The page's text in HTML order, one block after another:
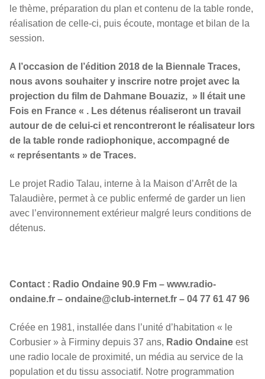
le thème, préparation du plan et contenu de la table ronde,
réalisation de celle-ci, puis écoute, montage et bilan de la
session.
A l’occasion de l’édition 2018 de la Biennale Traces,
nous avons souhaiter y inscrire notre projet avec la
projection du film de Dahmane Bouaziz, » Il était une
Fois en France « . Les détenus réaliseront un travail
autour de de celui-ci et rencontreront le réalisateur lors
de la table ronde radiophonique, accompagné de
« représentants » de Traces.
Le projet Radio Talau, interne à la Maison d’Arrêt de la
Talaudière, permet à ce public enfermé de garder un lien
avec l’environnement extérieur malgré leurs conditions de
détenus.
Contact : Radio Ondaine 90.9 Fm – www.radio-
ondaine.fr – ondaine@club-internet.fr – 04 77 61 47 96
Créée en 1981, installée dans l’unité d’habitation « le
Corbusier » à Firminy depuis 37 ans, Radio Ondaine est
une radio locale de proximité, un média au service de la
population et du tissu associatif. Notre programmation